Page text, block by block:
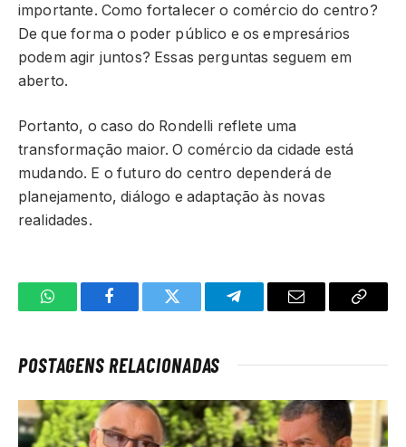
importante. Como fortalecer o comércio do centro?
De que forma o poder público e os empresários
podem agir juntos? Essas perguntas seguem em
aberto.
Portanto, o caso do Rondelli reflete uma
transformação maior. O comércio da cidade está
mudando. E o futuro do centro dependerá de
planejamento, diálogo e adaptação às novas
realidades.
WhatsAppFacebookTwitter TelegramaE-
Copiar
POSTAGENS RELACIONADAS